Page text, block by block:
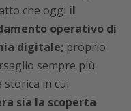
che oggi il
operativo di
digitale; proprio
sempre più
in cui
sia la scoperta